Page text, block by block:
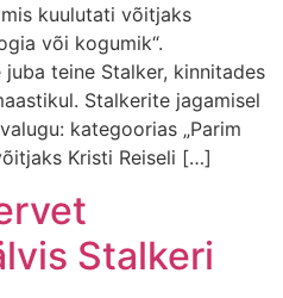
kuulutati võitjaks
või kogumik“.
juba teine Stalker, kinnitades
Stalkerite jagamisel
kategoorias „Parim
Kristi Reiseli […]
Stalkeri